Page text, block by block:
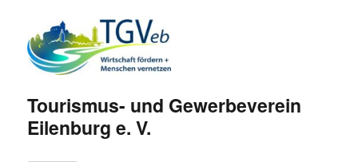
Tourismus- und Gewerbeverein
Eilenburg e. V.